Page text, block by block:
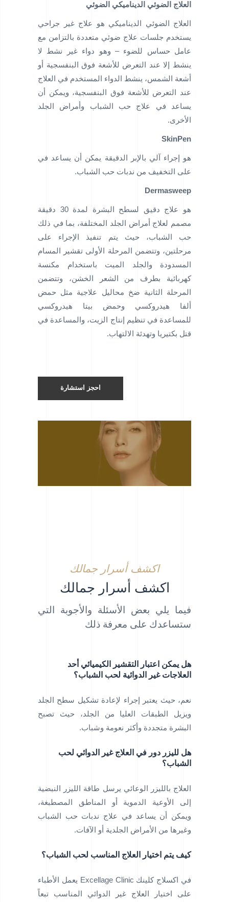
العلاج الضوئي الديناميكي الضوئي
العلاج الضوئي الديناميكي هو علاج غير جراحي
يستخدم جلسات علاج ضوئي متعددة بالتزامن مع
عامل حساس للضوء – وهو دواء غير نشط لا
ينشط إلا عند التعرض للأشعة فوق البنفسجية أو
أشعة الشمس، ينشط الدواء المستخدم في العلاج
عند التعرض للأشعة فوق البنفسجية، ويمكن أن
يساعد في علاج حب الشباب وأمراض الجلد
الأخرى.
SkinPen
هو إجراء آلي بالإبر الدقيقة يمكن أن يساعد في
على التخفيف من ندبات حب الشباب.
Dermasweep
هو علاج دقيق لسطح البشرة لمدة 30 دقيقة
مصمم لعلاج أمراض الجلد المختلفة، بما في ذلك
حب الشباب، حيث يتم تنفيذ الإجراء على
مرحلتين، وتتضمن المرحلة الأولى تقشير المسام
المسدودة والجلد الميت باستخدام مكنسة
كهربائية بطرف من الشعر الخشن، وتتضمن
المرحلة الثانية ضخ محاليل علاجية مثل حمض
ألفا هيدروكسي وحمض بيتا هيدروكسي
للمساعدة في تنظيم إنتاج الزيت، والمساعدة في
قتل بكتيريا وتهدئة الالتهاب.
احجز استشارة
اكشف أسرار جمالك
اكشف أسرار جمالك
فيما يلي بعض الأسئلة والأجوبة التي
ستساعدك على معرفة ذلك
هل يمكن اعتبار التقشير الكيميائي أحد
العلاجات غير الدوائية لحب الشباب؟
نعم، حيث يعتبر إجراء لإعادة تشكيل سطح الجلد
ويزيل الطبقات العليا من الجلد، حيث تصبح
البشرة متجددة وأكثر نعومة وشباب.
هل لليزر دور في العلاج غير الدوائي لحب
الشباب؟
العلاج بالليزر الوعائي يرسل طاقة الليزر النبضية
إلى الأوعية الدموية أو المناطق المصطبغة،
ويمكن أن يساعد في علاج ندبات حب الشباب
وغيرها من الأمراض الجلدية أو الآفات.
كيف يتم اختيار العلاج المناسب لحب الشباب؟
في اكسلاج كلينك Excellage Clinic يعمل الأطباء
على اختيار العلاج غير الدوائي المناسب تبعاً